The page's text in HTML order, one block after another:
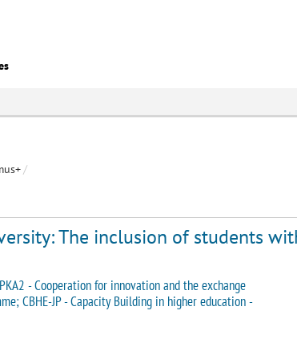
/
The inclusion of students
- Cooperation for innovation and the exchange
CBHE-JP - Capacity Building in higher education -